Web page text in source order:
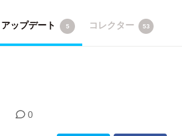
アップデート 5 コレクター 53
0